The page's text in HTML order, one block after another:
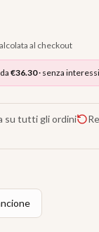
al checkout
€36.30· senza interessi
su tutti gli ordini